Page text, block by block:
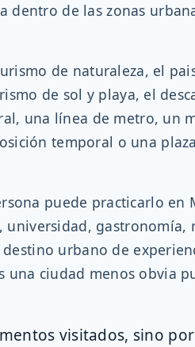
de las zonas
de naturaleza, el
de sol y playa, el
una línea de metro, un
temporal o una
puede practicarlo en
gastronomía,
urbano de
ciudad menos obvia
visitados, sino